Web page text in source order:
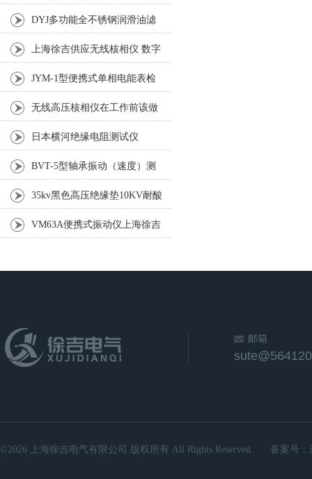
LUC-40精细滤油车
DYJ多功能全不锈钢润滑油滤
油机SYGL 不锈钢过滤机
上海徐吉供应无线核相仪 数字
高压无线核相仪WHX-600A型
JYM-1型便携式单相电能表检
定装置
无线高压核相仪在工作前该做
的准备工作？
日本横河绝缘电阻测试仪
MY40|绝缘电阻表|绝缘耐压测
BVT-5型轴承振动（速度）测
振仪
35kv黑色高压绝缘垫10KV耐酸
碱绿色胶垫绝缘胶垫3mm
VM63A便携式振动仪上海徐吉
邮箱
©2026 上海徐吉电气有限公司 版权所有 All Rights Reserved. 备案号：